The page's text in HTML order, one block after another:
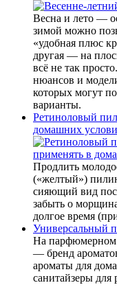
Весна и лето —
зимой можно
«удобная плюс
другая — на
всё не так
нюансов и
которых могут
варианты.
Ретиноловый
домашних
Продлить
(«желтый»)
сияющий вид
забыть о
долгое время
Универсальный
На парфюмерном
— бренд
ароматы для
санитайзеры